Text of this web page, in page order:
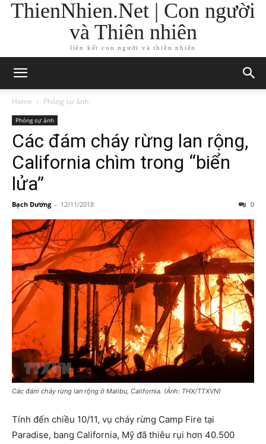
ThienNhien.Net | Con người
và Thiên nhiên
liên kết con người và thiên nhiên
Home Phóng sự ảnh
Phóng sự ảnh
Các đám cháy rừng lan rộng,
California chìm trong “biển
lửa”
Bạch Dương - 12/11/2018 0
Các đám cháy rừng lan rộng ở Malibu, California. (Ảnh: THX/TTXVN)
Tính đến chiều 10/11, vụ cháy rừng Camp Fire tại
Paradise, bang California, Mỹ đã thiêu rụi hơn 40.500